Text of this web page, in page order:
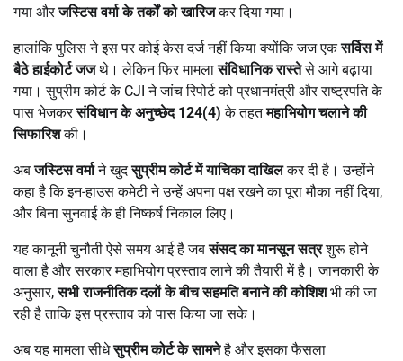
गया औरजस्टिस वर्मा के तर्कों को खारिजकर दिया गया।
हालांकि पुलिस ने इस पर कोई केस दर्ज नहीं किया क्योंकि जज एकसर्विस में
बैठे हाईकोर्ट जजथे। लेकिन फिर मामलासंविधानिक रास्तेसे आगे बढ़ाया
गया। सुप्रीम कोर्ट के CJI ने जांच रिपोर्ट को प्रधानमंत्री और राष्ट्रपति के
पास भेजकरसंविधान के अनुच्छेद 124(4) के तहतमहाभियोग चलाने की
सिफारिशकी।
अबजस्टिस वर्माने खुदसुप्रीम कोर्ट में याचिका दाखिलकर दी है। उन्होंने
कहा है कि इन-हाउस कमेटी ने उन्हें अपना पक्ष रखने का पूरा मौका नहीं दिया,
और बिना सुनवाई के ही निष्कर्ष निकाल लिए।
यह कानूनी चुनौती ऐसे समय आई है जबसंसद का मानसून सत्रशुरू होने
वाला है और सरकार महाभियोग प्रस्ताव लाने की तैयारी में है। जानकारी के
अनुसार,सभी राजनीतिक दलों के बीच सहमति बनाने की कोशिशभी की जा
रही है ताकि इस प्रस्ताव को पास किया जा सके।
अब यह मामला सीधेसुप्रीम कोर्ट के सामनेहै और इसका फैसला